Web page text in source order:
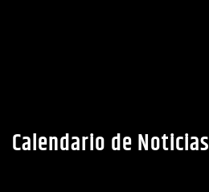
Calendario de Noticias